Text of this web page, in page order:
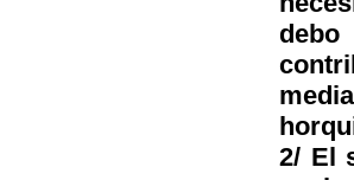
2/ El